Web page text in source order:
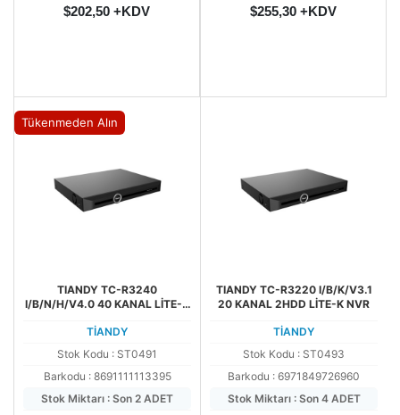
$202,50 +KDV $255,30 +KDV
Tükenmeden Alın
TIANDY TC-R3240
I/B/N/H/V4.0 40 KANAL LİTE-H
TİANDY
Stok Kodu : ST0491
Barkodu : 8691111113395
Stok Miktarı : Son 2 ADET
TIANDY TC-R3220 I/B/K/V3.1
20 KANAL 2HDD LİTE-K NVR
TİANDY
Stok Kodu : ST0493
Barkodu : 6971849726960
Stok Miktarı : Son 4 ADET